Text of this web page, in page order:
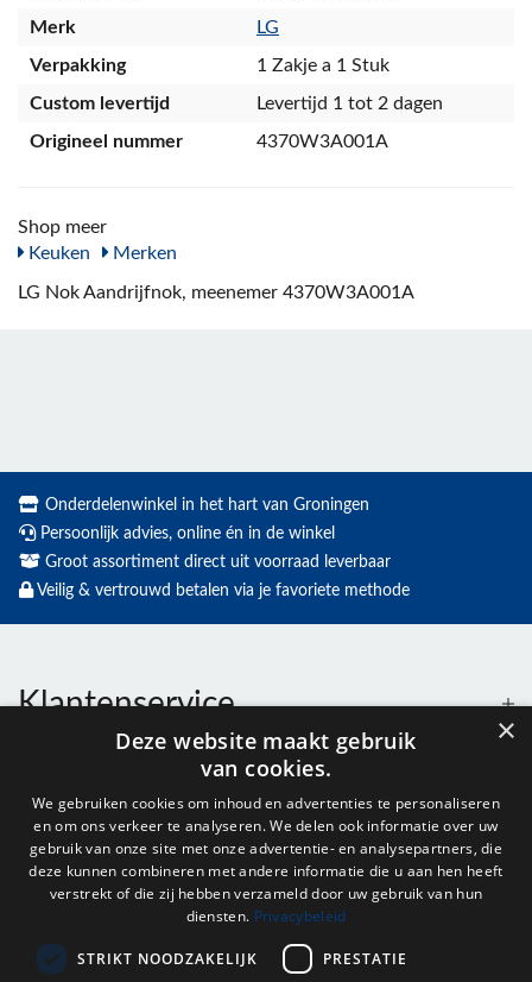
Merk
LG
Verpakking
1 Zakje a 1 Stuk
Custom levertijd
Levertijd 1 tot 2 dagen
Origineel nummer
4370W3A001A
Shop meer
Keuken
Merken
LG Nok Aandrijfnok, meenemer 4370W3A001A
Onderdelenwinkel in het hart van Groningen
Persoonlijk advies, online én in de winkel
Groot assortiment direct uit voorraad leverbaar
Veilig & vertrouwd betalen via je favoriete methode
Klantenservice
Openingstijden
Nieuwsbrief
×
Deze website maakt gebruik
van cookies.
We gebruiken cookies om inhoud en advertenties te personaliseren
en om ons verkeer te analyseren. We delen ook informatie over uw
gebruik van onze site met onze advertentie- en analysepartners, die
deze kunnen combineren met andere informatie die u aan hen heeft
verstrekt of die zij hebben verzameld door uw gebruik van hun
diensten. Privacybeleid
STRIKT NOODZAKELIJK PRESTATIE